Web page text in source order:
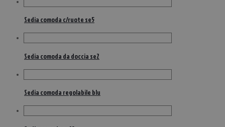
Sedia comoda c/ruote se5
Sedia comoda da doccia se2
Sedia comoda regolabile blu